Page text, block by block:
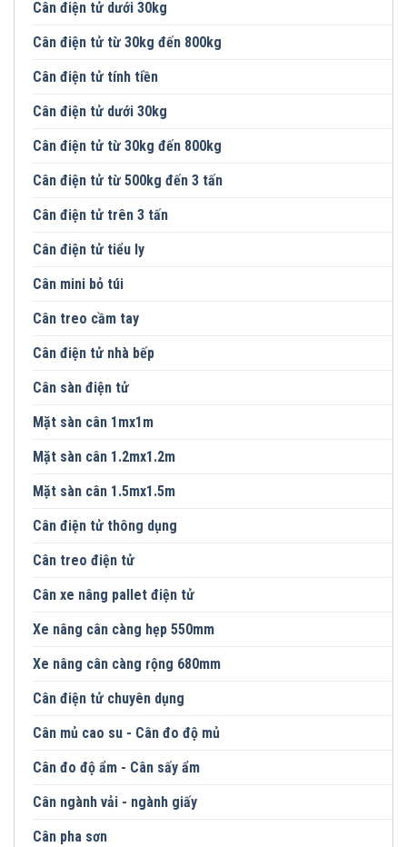
Cân điện tử dưới 30kg
Cân điện tử từ 30kg đến 800kg
Cân điện tử tính tiền
Cân điện tử dưới 30kg
Cân điện tử từ 30kg đến 800kg
Cân điện tử từ 500kg đến 3 tấn
Cân điện tử trên 3 tấn
Cân điện tử tiểu ly
Cân mini bỏ túi
Cân treo cầm tay
Cân điện tử nhà bếp
Cân sàn điện tử
Mặt sàn cân 1mx1m
Mặt sàn cân 1.2mx1.2m
Mặt sàn cân 1.5mx1.5m
Cân điện tử thông dụng
Cân treo điện tử
Cân xe nâng pallet điện tử
Xe nâng cân càng hẹp 550mm
Xe nâng cân càng rộng 680mm
Cân điện tử chuyên dụng
Cân mủ cao su - Cân đo độ mủ
Cân đo độ ẩm - Cân sấy ẩm
Cân ngành vải - ngành giấy
Cân pha sơn